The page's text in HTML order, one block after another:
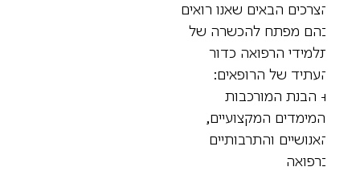
הבאים שאנו רואים
מפתח להכשרה של
הרפואה כדור
של הרופאים:
הבנת המורכבות
המקצועיים,
והתרבותיים